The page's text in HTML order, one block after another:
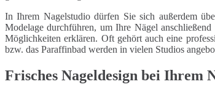
In Ihrem Nagelstudio dürfen Sie sich außerdem
Modelage durchführen, um Ihre Nägel
Möglichkeiten erklären. Oft gehört auch eine
bzw. das Paraffinbad werden in vielen Studios
Frisches Nageldesign bei Ihrem